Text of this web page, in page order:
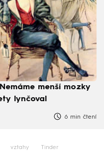
menší mozky
lynčoval
6 min čtení
vztahy Tinder